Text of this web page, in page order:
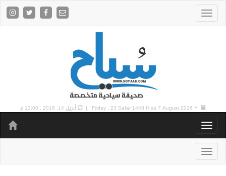
Friday , 23 Safar 1448 H as7 August 2026 Y | أبريل 14, 2018 , 12:00 م